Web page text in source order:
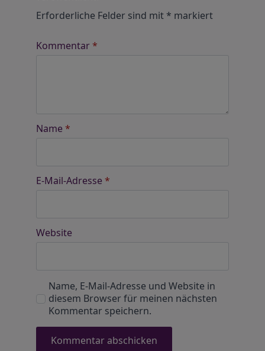
Erforderliche Felder sind mit* markiert
Kommentar*
Name *
E-Mail-Adresse *
Website
Name, E-Mail-Adresse und Website in
diesem Browser für meinen nächsten
Kommentar speichern.